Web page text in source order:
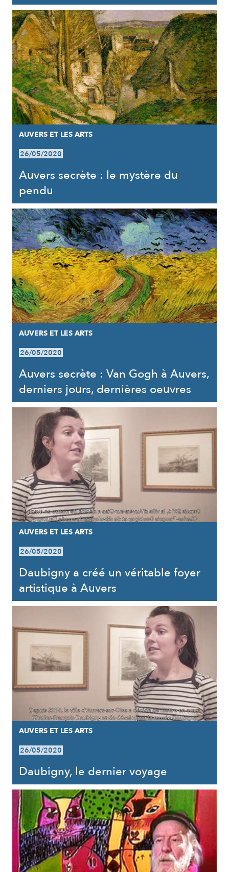
AUVERS ET LES ARTS
26/05/2020
Auvers secrète : le mystère du
pendu
AUVERS ET LES ARTS
26/05/2020
Auvers secrète : Van Gogh à Auvers,
derniers jours, dernières oeuvres
AUVERS ET LES ARTS
26/05/2020
Daubigny a créé un véritable foyer
artistique à Auvers
AUVERS ET LES ARTS
26/05/2020
Daubigny, le dernier voyage